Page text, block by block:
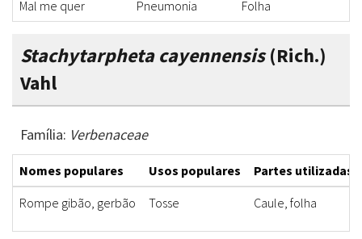
Mal me quer Pneumonia Folha
Stachytarpheta cayennensis(Rich.)
Vahl
Família: Verbenaceae
Nomes populares Usos populares
Partes utilizadas
Rompe gibão, gerbão
Tosse Caule, folha